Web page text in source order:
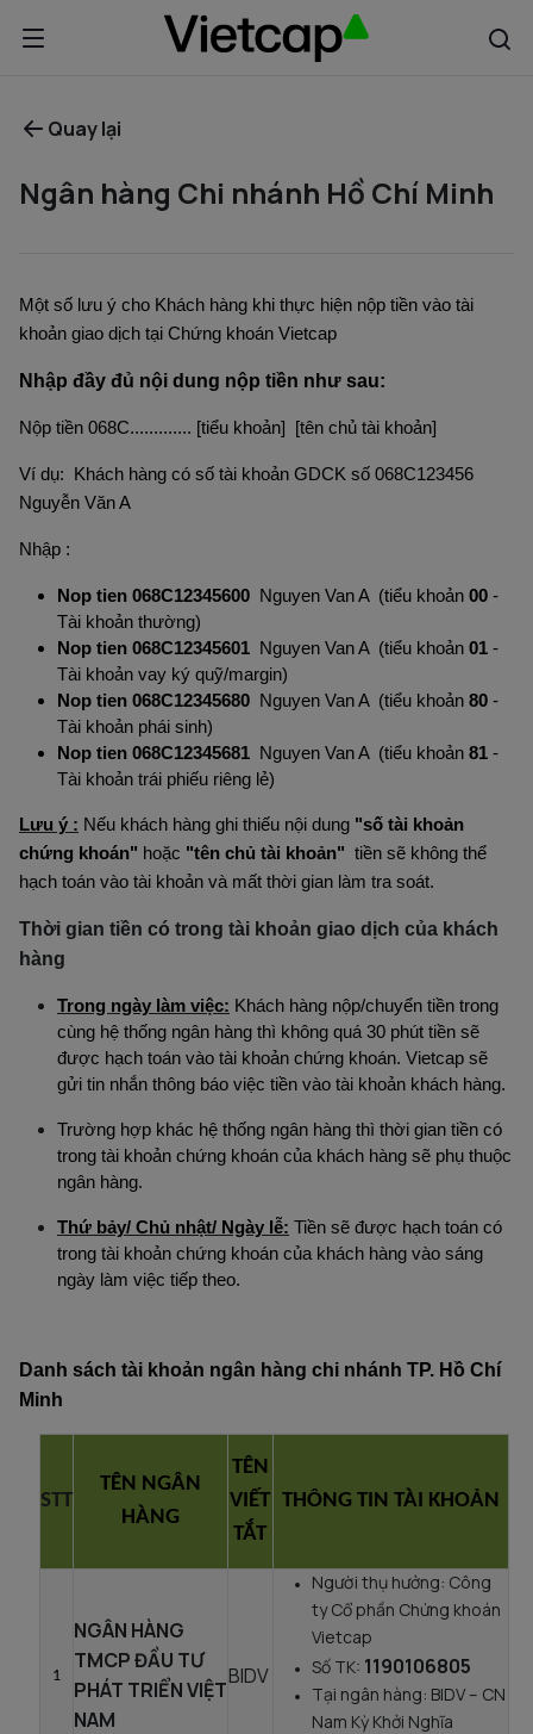
Quay lại
Ngân hàng Chi nhánh Hồ Chí Minh
Một số lưu ý cho Khách hàng khi thực hiện nộp tiền vào tài
khoản giao dịch tại Chứng khoán Vietcap
Nhập đầy đủ nội dung nộp tiền như sau:
Nộp tiền 068C............. [tiểu khoản] [tên chủ tài khoản]
Ví dụ: Khách hàng có số tài khoản GDCK số 068C123456
Nguyễn Văn A
Nhập :
Nop tien 068C12345600 Nguyen Van A (tiểu khoản 00 -
Tài khoản thường)
Nop tien 068C12345601 Nguyen Van A (tiểu khoản 01 -
Tài khoản vay ký quỹ/margin)
Nop tien 068C12345680 Nguyen Van A (tiểu khoản 80 -
Tài khoản phái sinh)
Nop tien 068C12345681 Nguyen Van A (tiểu khoản 81 -
Tài khoản trái phiếu riêng lẻ)
Lưu ý : Nếu khách hàng ghi thiếu nội dung "số tài khoản
chứng khoán" hoặc "tên chủ tài khoản" tiền sẽ không thể
hạch toán vào tài khoản và mất thời gian làm tra soát.
Thời gian tiền có trong tài khoản giao dịch của khách
hàng
Trong ngày làm việc: Khách hàng nộp/chuyển tiền trong
cùng hệ thống ngân hàng thì không quá 30 phút tiền sẽ
được hạch toán vào tài khoản chứng khoán. Vietcap sẽ
gửi tin nhắn thông báo việc tiền vào tài khoản khách hàng.
Trường hợp khác hệ thống ngân hàng thì thời gian tiền có
trong tài khoản chứng khoán của khách hàng sẽ phụ thuộc
ngân hàng.
Thứ bảy/ Chủ nhật/ Ngày lễ: Tiền sẽ được hạch toán có
trong tài khoản chứng khoán của khách hàng vào sáng
ngày làm việc tiếp theo.
Danh sách tài khoản ngân hàng chi nhánh TP. Hồ Chí
Minh
STT
TÊN NGÂN
HÀNG
TÊN
VIẾT
TẮT
THÔNG TIN TÀI KHOẢN
1
NGÂN HÀNG
TMCP ĐẦU TƯ
PHÁT TRIỂN VIỆT
NAM
BIDV
Người thụ hưởng: Công
ty Cổ phần Chứng khoán
Vietcap
Số TK: 1190106805
Tại ngân hàng: BIDV – CN
Nam Kỳ Khởi Nghĩa